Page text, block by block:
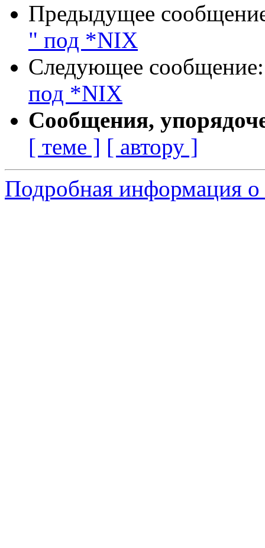
Предыдущее
" под *NIX
Следующее
под *NIX
Сообщения,
[ теме ] [ автору ]
Подробная информация о